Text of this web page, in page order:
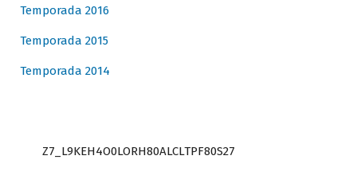
Temporada 2016
Temporada 2015
Temporada 2014
Z7_L9KEH4O0LORH80ALCLTPF80S27